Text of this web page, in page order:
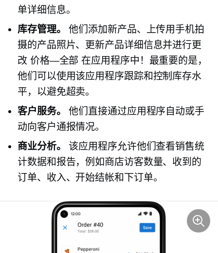
单详细信息。
库存管理。
他们添加新产品、上传用手机拍
摄的产品照片、更新产品详细信息并进行更
改 价格—全部 在应用程序中！最重要的是，
他们可以使用该应用程序跟踪和控制库存水
平，以避免超卖。
客户服务。
他们直接通过应用程序自动或手
动向客户通报情况。
商业分析。
该应用程序允许他们查看销售统
计数据和报告，例如商店访客数量、收到的
订单、收入、开始结帐和下订单。